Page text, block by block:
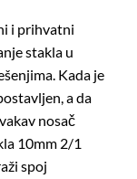
i prihvatni
stakla u
Kada je
a da
nosač
10mm 2/1
spoj